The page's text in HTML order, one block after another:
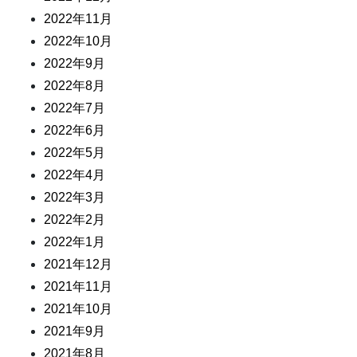
2022年11月
2022年10月
2022年9月
2022年8月
2022年7月
2022年6月
2022年5月
2022年4月
2022年3月
2022年2月
2022年1月
2021年12月
2021年11月
2021年10月
2021年9月
2021年8月